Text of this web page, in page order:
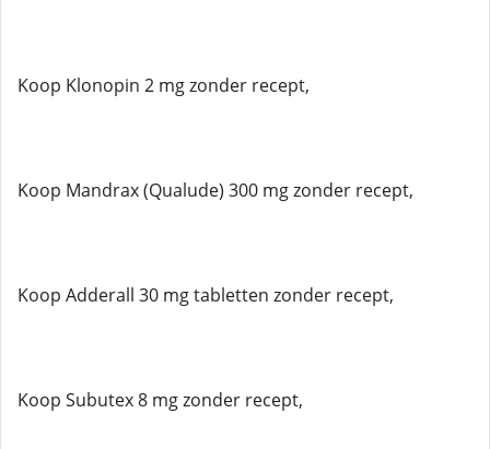
Koop Klonopin 2 mg zonder recept,
Koop Mandrax (Qualude) 300 mg zonder recept,
Koop Adderall 30 mg tabletten zonder recept,
Koop Subutex 8 mg zonder recept,